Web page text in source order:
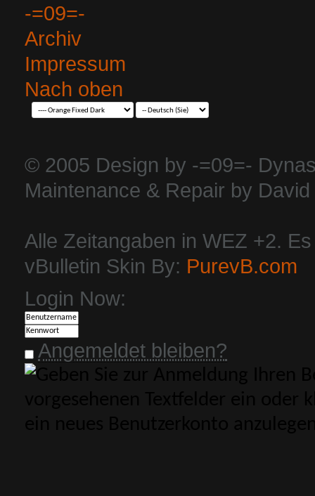
-=09=-
Archiv
Impressum
Nach oben
© 2005 Design by -=09=-
Maintenance & Repair by
Alle Zeitangaben in WEZ +2.
vBulletin Skin By: PurevB.com
Login Now:
Angemeldet bleiben?